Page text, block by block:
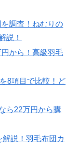
調査！ねむりの
説！
から！高級羽毛
8項目で比較！ど
ら22万円から購
説！羽毛布団カ